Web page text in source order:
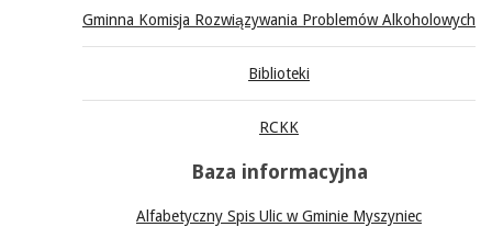
Gminna Komisja Rozwiązywania Problemów Alkoholowych
Biblioteki
RCKK
Baza informacyjna
Alfabetyczny Spis Ulic w Gminie Myszyniec